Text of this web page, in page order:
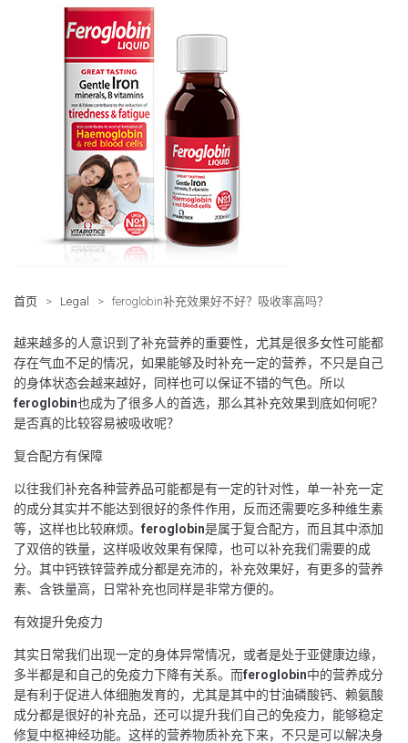
首页 > Legal > feroglobin补充效果好不好？吸收率高吗？
越来越多的人意识到了补充营养的重要性，尤其是很多女性可能都
存在气血不足的情况，如果能够及时补充一定的营养，不只是自己
的身体状态会越来越好，同样也可以保证不错的气色。所以
feroglobin也成为了很多人的首选，那么其补充效果到底如何呢？
是否真的比较容易被吸收呢？
复合配方有保障
以往我们补充各种营养品可能都是有一定的针对性，单一补充一定
的成分其实并不能达到很好的条件作用，反而还需要吃多种维生素
等，这样也比较麻烦。 feroglobin是属于复合配方，而且其中添加
了双倍的铁量，这样吸收效果有保障，也可以补充我们需要的成
分。其中钙铁锌营养成分都是充沛的，补充效果好，有更多的营养
素、含铁量高，日常补充也同样是非常方便的。
有效提升免疫力
其实日常我们出现一定的身体异常情况，或者是处于亚健康边缘，
多半都是和自己的免疫力下降有关系。而feroglobin中的营养成分
是有利于促进人体细胞发育的，尤其是其中的甘油磷酸钙、赖氨酸
成分都是很好的补充品，还可以提升我们自己的免疫力，能够稳定
修复中枢神经功能。这样的营养物质补充下来，不只是可以解决身